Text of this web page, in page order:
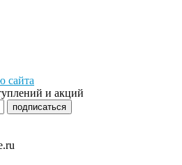
сайта
и акций
подписаться